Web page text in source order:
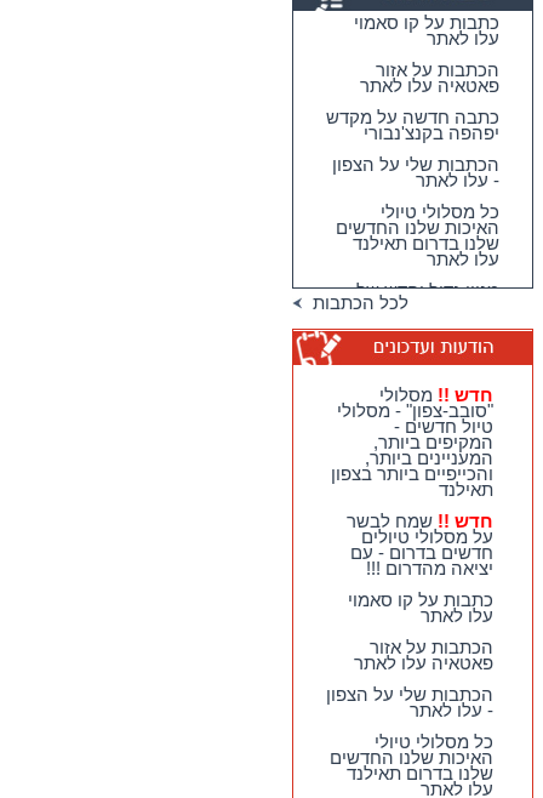
כתבות על קו סאמוי
עלו לאתר
הכתבות על אזור
פאטאיה עלו לאתר
כתבה חדשה על מקדש
יפהפה בקנצ'נבורי
הכתבות שלי על הצפון
- עלו לאתר
כל מסלולי טיולי
האיכות שלנו החדשים
שלנו בדרום תאילנד
עלו לאתר
מגוון גדול וחדש של
טיולי האיכות שלנו
טיולי יום מהואה הין -
מבחר גדול של
מסלולים כייפיים
וחווייתיים לנופשים
בהואה הין !!
חדש !!מסלולי
"סובב-צפון" - מסלולי
טיול חדשים - המקיפים
ביותר, המעניינים
ביותר, והכייפיים ביותר
בצפון תאילנד
חדש !! שמח לבשר על
מסלולי טיולים חדשים
בדרום - עם יציאה
מהדרום !!!
לכל הכתבות
חדש !! מסלולי
"סובב-צפון" - מסלולי
טיול חדשים -
המקיפים ביותר,
המעניינים ביותר,
והכייפיים ביותר בצפון
תאילנד
חדש !! שמח לבשר
על מסלולי טיולים
חדשים בדרום - עם
יציאה מהדרום !!!
כתבות על קו סאמוי
עלו לאתר
הכתבות על אזור
פאטאיה עלו לאתר
הכתבות שלי על הצפון
- עלו לאתר
כל מסלולי טיולי
האיכות שלנו החדשים
שלנו בדרום תאילנד
עלו לאתר